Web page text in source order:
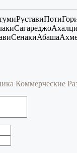
РуставиПоти
Сагареджо
СенакиАбаша
Коммерческие